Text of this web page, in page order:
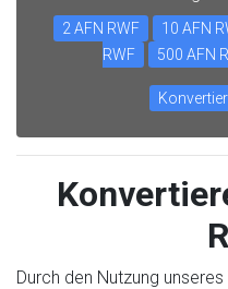
2 AFN RWF 10 AFN
RWF
500 AFN
Durch den Nutzung